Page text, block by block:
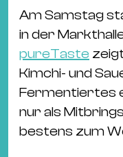
Am Samstag
in der
pureTaste
Kimchi- und
Fermentiertes
nur als
bestens zum